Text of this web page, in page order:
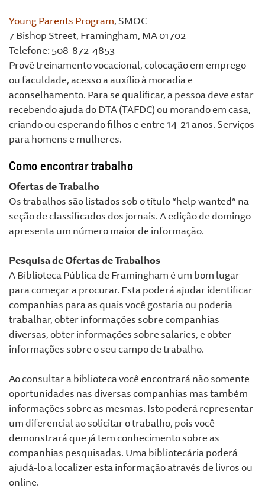
Young Parents Program, SMOC
7 Bishop Street, Framingham, MA 01702
Telefone: 508-872-4853
Provê treinamento vocacional, colocação em emprego
ou faculdade, acesso a auxílio à moradia e
aconselhamento. Para se qualificar, a pessoa deve estar
recebendo ajuda do DTA (TAFDC) ou morando em casa,
criando ou esperando filhos e entre 14-21 anos. Serviços
para homens e mulheres.
Como encontrar trabalho
Ofertas de Trabalho
Os trabalhos são listados sob o título “help wanted” na
seção de classificados dos jornais. A edição de domingo
apresenta um número maior de informação.
Pesquisa de Ofertas de Trabalhos
A Biblioteca Pública de Framingham é um bom lugar
para começar a procurar. Esta poderá ajudar identificar
companhias para as quais você gostaria ou poderia
trabalhar, obter informações sobre companhias
diversas, obter informações sobre salaries, e obter
informações sobre o seu campo de trabalho.
Ao consultar a biblioteca você encontrará não somente
oportunidades nas diversas companhias mas também
informações sobre as mesmas. Isto poderá representar
um diferencial ao solicitar o trabalho, pois você
demonstrará que já tem conhecimento sobre as
companhias pesquisadas. Uma bibliotecária poderá
ajudá-lo a localizer esta informação através de livros ou
online.